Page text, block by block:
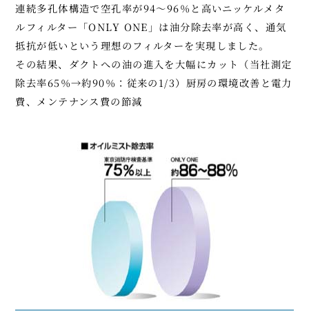
連続多孔体構造で空孔率が94～96％と高いニッケルメタ
ルフィルター「ONLY ONE」は油分除去率が高く、通気
抵抗が低いという理想のフィルターを実現しました。
その結果、ダクトへの油の進入を大幅にカット（当社測定
除去率65％→約90％：従来の1/3）厨房の環境改善と電力
費、メンテナンス費の節減